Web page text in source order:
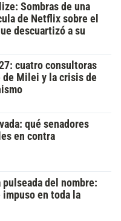
Sombras de una
de Netflix sobre el
descuartizó a su
cuatro consultoras
Milei y la crisis de
qué senadores
en contra
del nombre:
impuso en toda la